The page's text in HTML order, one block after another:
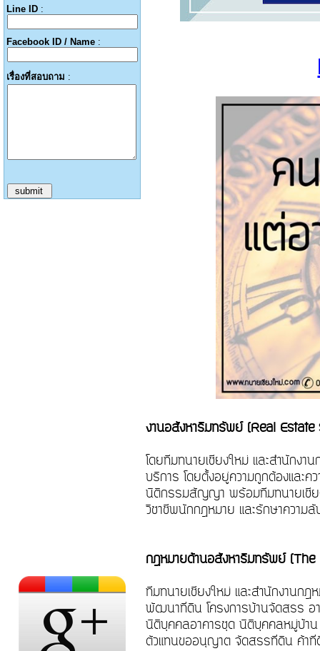
Line ID :
Facebook ID / Name :
เรื่องที่สอบถาม :
งานอสังหาริมทรัพย์ (Real
โดยทีมทนายเชียงใหม่ และสำนักงา
บริการ โดยตั้งอยู่ความถูกต้องและ
นิติกรรมสัญญา พร้อมทีมทนายเชียง
วิชาชีพนักกฎหมาย และรักษาควา
กฎหมายด้านอสังหาริมทรัพย์
ทีมทนายเชียงใหม่ และสำนักงานกฎ
พัฒนาที่ดิน โครงการบ้านจัดสรร อ
นิติบุคคลอาคารชุด นิติบุคคลหมู่บ้าน
ตัวแทนขออนุญาต จัดสรรที่ดิน ค้า